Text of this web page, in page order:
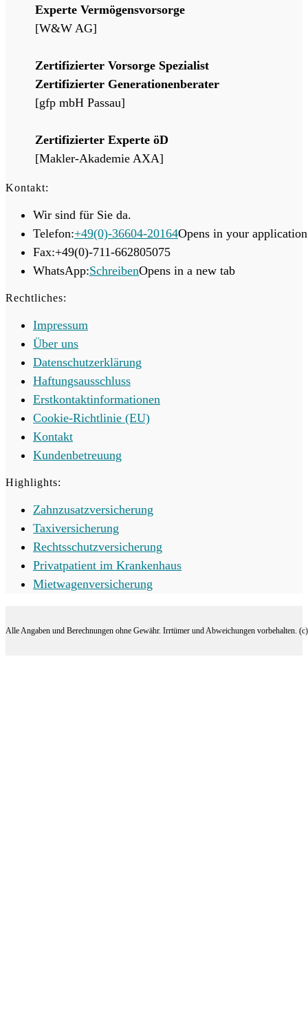
Experte Vermögensvorsorge
[W&W AG]
Zertifizierter Vorsorge Spezialist
Zertifizierter Generationenberater
[gfp mbH Passau]
Zertifizierter Experte öD
[Makler-Akademie AXA]
Kontakt:
Wir sind für Sie da.
Telefon:+49(0)-36604-20164Opens in your application
Fax:+49(0)-711-662805075
WhatsApp:SchreibenOpens in a new tab
Rechtliches:
Impressum
Über uns
Datenschutzerklärung
Haftungsausschluss
Erstkontaktinformationen
Cookie-Richtlinie (EU)
Kontakt
Kundenbetreuung
Highlights:
Zahnzusatzversicherung
Taxiversicherung
Rechtsschutzversicherung
Privatpatient im Krankenhaus
Mietwagenversicherung
Alle Angaben und Berechnungen ohne Gewähr. Irrtümer und Abweichungen vorbehalten.